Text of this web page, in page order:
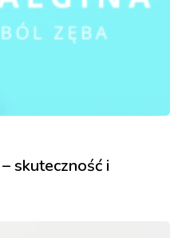
skuteczność i